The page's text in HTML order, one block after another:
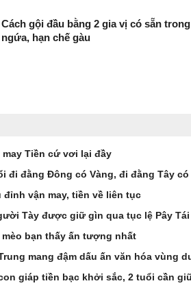
Cách gội đầu bằng 2 gia vị có sẵn
ngứa, hạn chế gàu
may Tiền cứ vơi lại đầy
đi đằng Đông có Vàng, đi đằng Tây
đỉnh vận may, tiền về liên tục
Tày được giữ gìn qua tục lệ Pây Tái
bạn thấy ấn tượng nhất
mang đậm dấu ấn văn hóa vùng
giáp tiền bạc khởi sắc, 2 tuổi cần